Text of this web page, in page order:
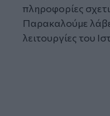
πληροφορίες
Παρακαλούμε
λειτουργίες του